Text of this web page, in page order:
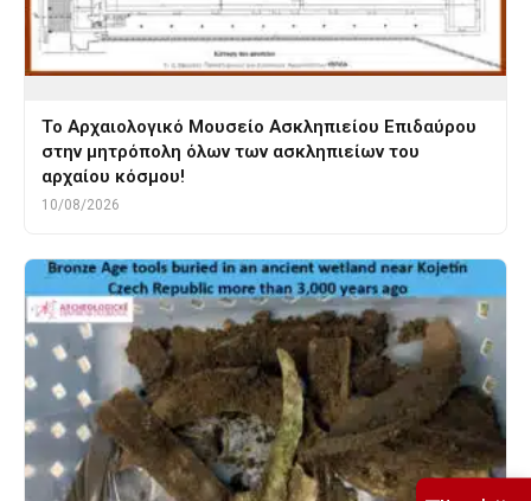
Το Αρχαιολογικό Μουσείο Ασκληπιείου Επιδαύρου
στην μητρόπολη όλων των ασκληπιείων του
αρχαίου κόσμου!
10/08/2026